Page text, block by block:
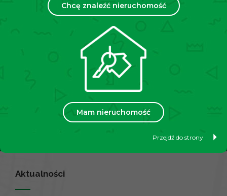
Chcę znaleźć nieruchomość
Mam nieruchomość
Przejdź do strony
Placówek w Polsce
Chcesz sprzedać lub wynająć
swoją nieruchomość?
Aktualności